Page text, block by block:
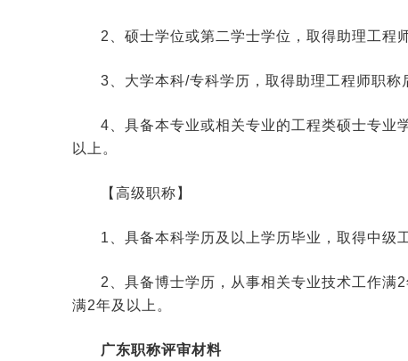
2、硕士学位或第二学士学位，取得助理工程
3、大学本科/专科学历，取得助理工程师职
4、具备本专业或相关专业的工程类硕士专业
以上。
【高级职称】
1、具备本科学历及以上学历毕业，取得中级
2、具备博士学历，从事相关专业技术工作满
满2年及以上。
广东职称评审材料